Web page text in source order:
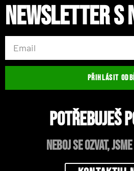
Newsletter s
PŘIHLÁSIT
Potřebuješ
neboj se ozvat,